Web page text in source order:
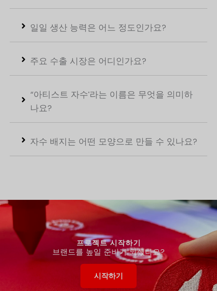
일일 생산 능력은 어느 정도인가요?
주요 수출 시장은 어디인가요?
“아티스트 자수'라는 이름은 무엇을 의미하
나요?
자수 배지는 어떤 모양으로 만들 수 있나요?
프로젝트 시작하기
브랜드를 높일 준비가 되셨나요?
시작하기